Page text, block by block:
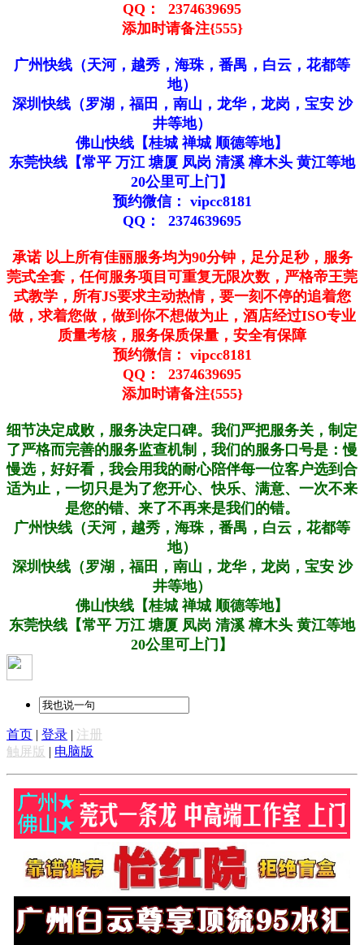
QQ： 2374639695
添加时请备注{555}
广州快线（天河，越秀，海珠，番禺，白云，花都等
地）
深圳快线（罗湖，福田，南山，龙华，龙岗，宝安 沙
井等地）
佛山快线【桂城 禅城 顺德等地】
东莞快线【常平 万江 塘厦 凤岗 清溪 樟木头 黄江等地
20公里可上门】
预约微信： vipcc8181
QQ： 2374639695
承诺 以上所有佳丽服务均为90分钟，足分足秒，服务
莞式全套，任何服务项目可重复无限次数，严格帝王莞
式教学，所有JS要求主动热情，要一刻不停的追着您
做，求着您做，做到你不想做为止，酒店经过ISO专业
质量考核，服务保质保量，安全有保障
预约微信： vipcc8181
QQ： 2374639695
添加时请备注{555}
细节决定成败，服务决定口碑。我们严把服务关，制定
了严格而完善的服务监查机制，我们的服务口号是：慢
慢选，好好看，我会用我的耐心陪伴每一位客户选到合
适为止，一切只是为了您开心、快乐、满意、一次不来
是您的错、来了不再来是我们的错。
广州快线（天河，越秀，海珠，番禺，白云，花都等
地）
深圳快线（罗湖，福田，南山，龙华，龙岗，宝安 沙
井等地）
佛山快线【桂城 禅城 顺德等地】
东莞快线【常平 万江 塘厦 凤岗 清溪 樟木头 黄江等地
20公里可上门】
首页 | 登录 | 注册
触屏版 | 电脑版